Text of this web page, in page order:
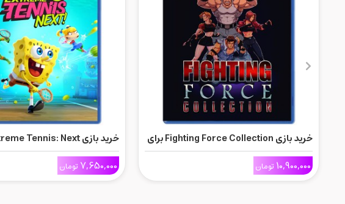
خرید بازی Fighting Force Collection برای
Ps5
10,900,000تومان
Ps5
7,650,000 تومان